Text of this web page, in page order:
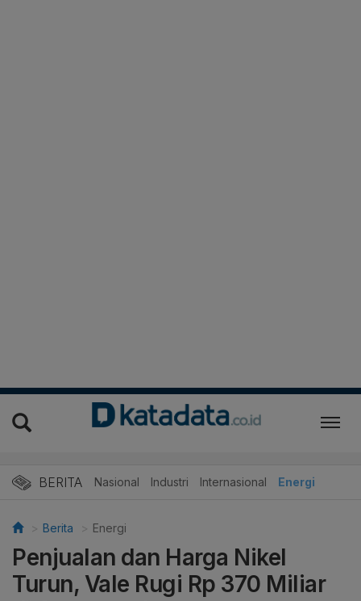
BERITA Nasional Industri Internasional Energi
Berita Energi
Penjualan dan Harga Nikel
Turun, Vale Rugi Rp 370 Miliar